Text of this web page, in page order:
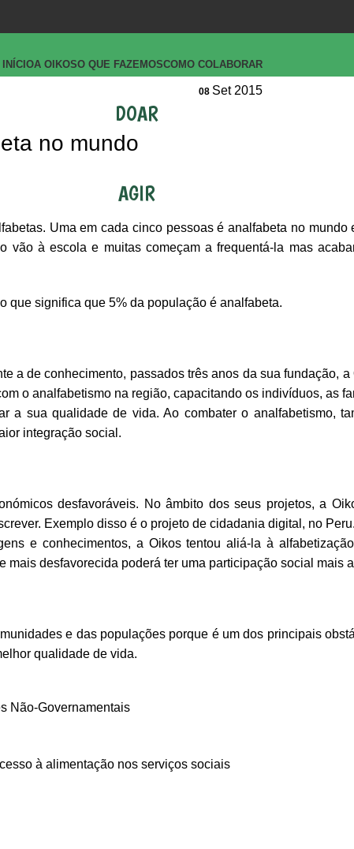
INÍCIOA OIKOSO QUE FAZEMOSCOMO COLABORAR
DOAR
AGIR
no mundo
08 Set 2015
Uma em cada cinco pessoas é analfabeta no mundo
vão à escola e muitas começam a frequentá-la mas
que significa que 5% da população é analfabeta.
a de conhecimento, passados três anos da sua fundação, a
o analfabetismo na região, capacitando os indivíduos, as
a sua qualidade de vida. Ao combater o analfabetismo,
integração social.
desfavoráveis. No âmbito dos seus projetos, a
Exemplo disso é o projeto de cidadania digital, no
e conhecimentos, a Oikos tentou aliá-la à
desfavorecida poderá ter uma participação social mais
e das populações porque é um dos principais
qualidade de vida.
Não-Governamentais
à alimentação nos serviços sociais